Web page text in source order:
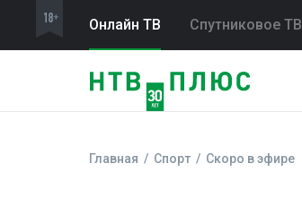
Онлайн ТВ Спутниковое ТВ
Главная Спорт Скоро в эфире